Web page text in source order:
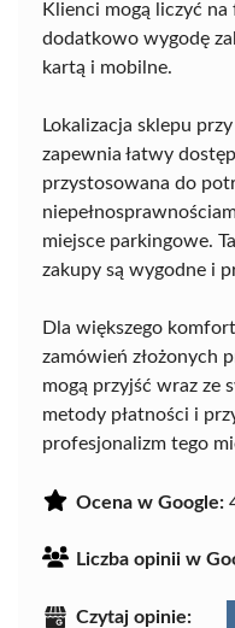
Klienci mogą liczyć
dodatkowo wygodę
kartą i mobilne.
Lokalizacja sklepu
zapewnia łatwy
przystosowana do
miejsce parkingowe.
zakupy są wygodne i
Dla większego
zamówień złożonych
mogą przyjść wraz ze
metody płatności i
profesjonalizm tego
Ocena w Google:
Liczba opinii w
Czytaj opinie: